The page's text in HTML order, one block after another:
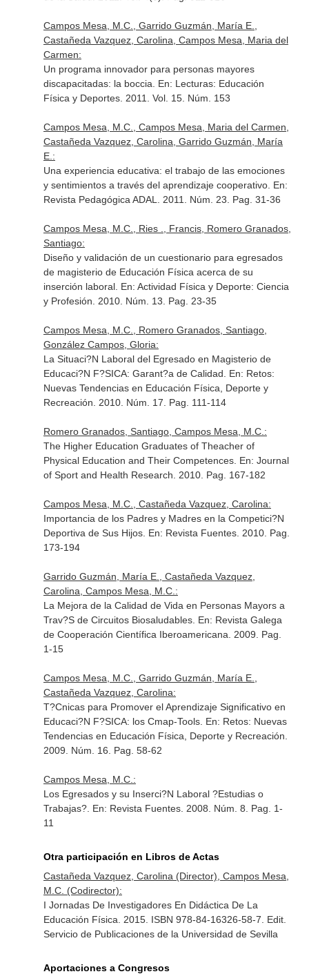
Campos Mesa, M.C., Garrido Guzmán, María E.,
Castañeda Vazquez, Carolina, Campos Mesa, Maria del
Carmen:
Un programa innovador para personas mayores
discapacitadas: la boccia. En: Lecturas: Educación
Física y Deportes. 2011. Vol. 15. Núm. 153
Campos Mesa, M.C., Campos Mesa, Maria del Carmen,
Castañeda Vazquez, Carolina, Garrido Guzmán, María
E.:
Una experiencia educativa: el trabajo de las emociones
y sentimientos a través del aprendizaje cooperativo. En:
Revista Pedagógica ADAL
. 2011. Núm. 23. Pag. 31-36
Campos Mesa, M.C., Ries ., Francis, Romero Granados,
Santiago:
Diseño y validación de un cuestionario para egresados
de magisterio de Educación Física acerca de su
inserción laboral. En: Actividad Física y Deporte: Ciencia
y Profesión . 2010. Núm. 13. Pag. 23-35
Campos Mesa, M.C., Romero Granados, Santiago,
González Campos, Gloria:
La Situaci?N Laboral del Egresado en Magisterio de
Educaci?N F?SICA: Garant?a de Calidad. En: Retos:
Nuevas Tendencias en Educación Física, Deporte y
Recreación . 2010. Núm. 17. Pag. 111-114
Romero Granados, Santiago, Campos Mesa, M.C.:
The Higher Education Graduates of Theacher of
Physical Education and Their Competences. En: Journal
of Sport and Health Research . 2010. Pag. 167-182
Campos Mesa, M.C., Castañeda Vazquez, Carolina:
Importancia de los Padres y Madres en la Competici?N
Deportiva de Sus Hijos. En: Revista Fuentes. 2010. Pag.
173-194
Garrido Guzmán, María E., Castañeda Vazquez,
Carolina, Campos Mesa, M.C.:
La Mejora de la Calidad de Vida en Personas Mayors a
Trav?S de Circuitos Biosaludables. En: Revista Galega
de Cooperación Científica Iberoamericana . 2009. Pag.
1-15
Campos Mesa, M.C., Garrido Guzmán, María E.,
Castañeda Vazquez, Carolina:
T?Cnicas para Promover el Aprendizaje Significativo en
Educaci?N F?SICA: los Cmap-Tools. En: Retos: Nuevas
Tendencias en Educación Física, Deporte y Recreación
2009. Núm. 16. Pag. 58-62
Campos Mesa, M.C.:
Los Egresados y su Inserci?N Laboral ?Estudias o
Trabajas?. En: Revista Fuentes. 2008. Núm. 8. Pag. 1-
11
Otra participación en Libros de Actas
Castañeda Vazquez, Carolina (Director), Campos Mesa,
M.C. (Codirector):
I Jornadas De Investigadores En Didáctica De La
Educación Física. 2015. ISBN 978-84-16326-58-7. Edit.
Servicio de Publicaciones de la Universidad de Sevilla
Aportaciones a Congresos